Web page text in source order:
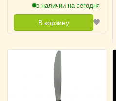
в наличии на сегодня
В корзину